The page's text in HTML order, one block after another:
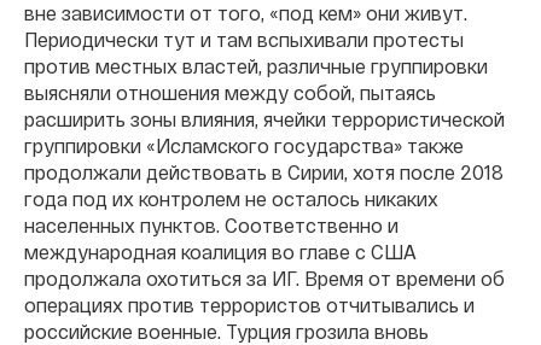
вне зависимости от того, «под кем» они живут.
Периодически тут и там вспыхивали протесты
против местных властей, различные группировки
выясняли отношения между собой, пытаясь
расширить зоны влияния, ячейки террористической
группировки «Исламского государства» также
продолжали действовать в Сирии, хотя после 2018
года под их контролем не осталось никаких
населенных пунктов. Соответственно и
международная коалиция во главе с США
продолжала охотиться за ИГ. Время от времени об
операциях против террористов отчитывались и
российские военные. Турция грозила вновь